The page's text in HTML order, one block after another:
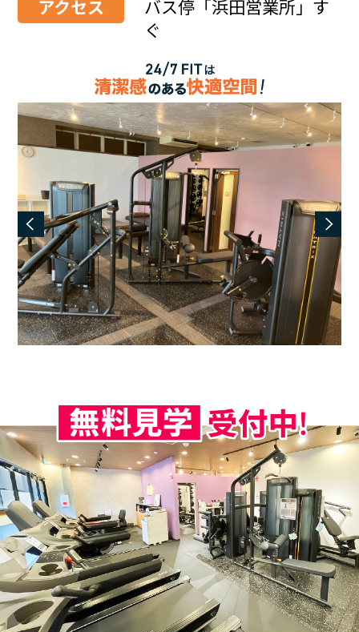
アクセス
バス停「浜田営業所」す
ぐ